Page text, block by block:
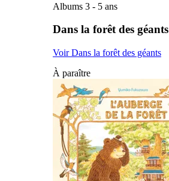
Albums 3 - 5 ans
Dans la forêt des géants
Voir Dans la forêt des géants
À paraître